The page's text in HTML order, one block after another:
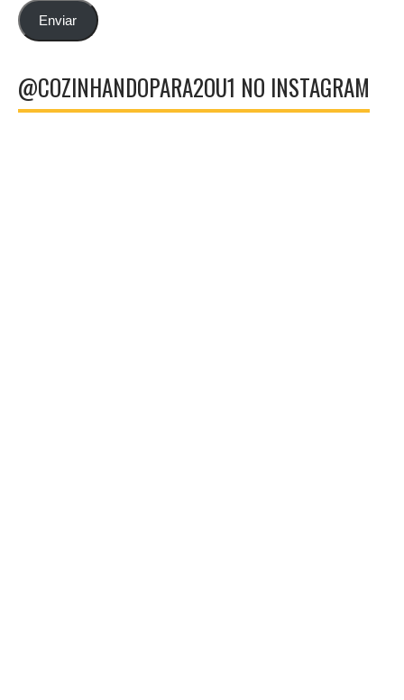
emailEnviar
@COZINHANDOPARA2OU1 NO INSTAGRAM